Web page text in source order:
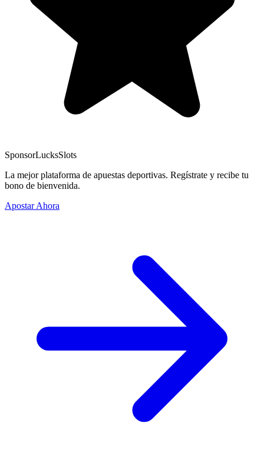
SponsorLucksSlots
La mejor plataforma de apuestas deportivas. Regístrate y recibe tu
bono de bienvenida.
Apostar Ahora